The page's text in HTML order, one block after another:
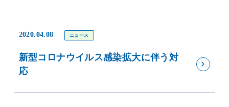
2020.04.08 ニュース
新型コロナウイルス感染拡大に伴う対
応